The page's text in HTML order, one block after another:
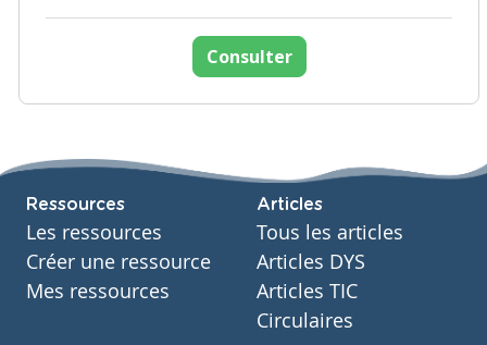
Consulter
Ressources
Les ressources
Créer une ressource
Mes ressources
Articles
Tous les articles
Articles DYS
Articles TIC
Circulaires